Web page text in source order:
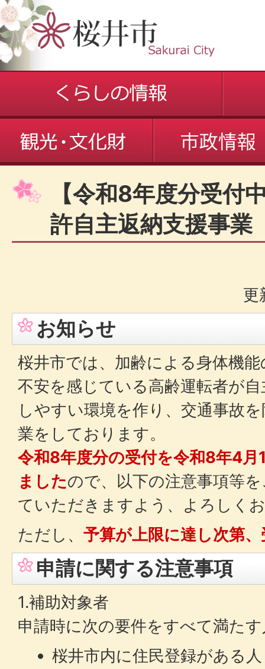
【令和8年度分受付
許自主返納支援事業
更
お知らせ
桜井市では、加齢による身体機
不安を感じている高齢運転者が
しやすい環境を作り、交通事故
業をしております。
令和8年度分の受付を令和8年4
ましたので、以下の注意事項等
ていただきますよう、よろしく
ただし、 予算が上限に達し次第
申請に関する注意事項
1.補助対象者
申請時に次の要件をすべて満た
桜井市内に住民登録がある人